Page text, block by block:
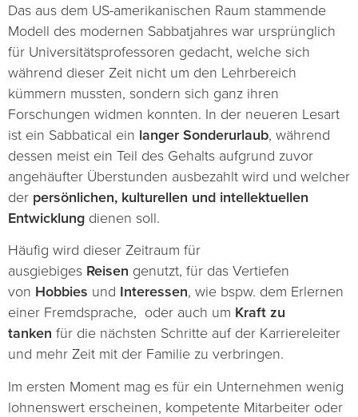
Das aus dem US-amerikanischen Raum stammende
Modell des modernen Sabbatjahres war ursprünglich
für Universitätsprofessoren gedacht, welche sich
während dieser Zeit nicht um den Lehrbereich
kümmern mussten, sondern sich ganz ihren
Forschungen widmen konnten. In der neueren Lesart
ist ein Sabbatical ein langer Sonderurlaub, während
dessen meist ein Teil des Gehalts aufgrund zuvor
angehäufter Überstunden ausbezahlt wird und welcher
der persönlichen, kulturellen und intellektuellen
Entwicklung dienen soll.
Häufig wird dieser Zeitraum für
ausgiebiges Reisen genutzt, für das Vertiefen
von Hobbies und Interessen, wie bspw. dem Erlernen
einer Fremdsprache, oder auch um Kraft zu
tanken für die nächsten Schritte auf der Karriereleiter
und mehr Zeit mit der Familie zu verbringen.
Im ersten Moment mag es für ein Unternehmen wenig
lohnenswert erscheinen, kompetente Mitarbeiter oder